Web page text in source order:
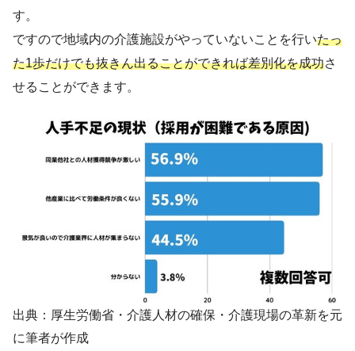
す。
ですので地域内の介護施設がやっていないことを行いたっ
た1歩だけでも抜きん出ることができれば差別化を成功さ
せることができます。
出典：厚生労働省・介護人材の確保・介護現場の革新を元
に筆者が作成